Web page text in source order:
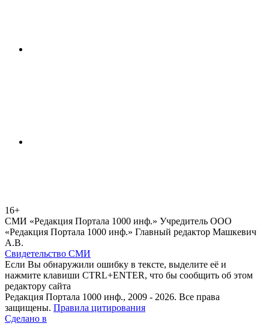
16+
СМИ «Редакция Портала 1000 инф.» Учредитель ООО
«Редакция Портала 1000 инф.» Главный редактор Машкевич
А.В.
Свидетельство СМИ
Если Вы обнаружили ошибку в тексте, выделите её и
нажмите клавиши CTRL+ENTER, что бы сообщить об этом
редактору сайта
Редакция Портала 1000 инф., 2009 - 2026. Все права
защищены. Правила цитирования
Сделано в